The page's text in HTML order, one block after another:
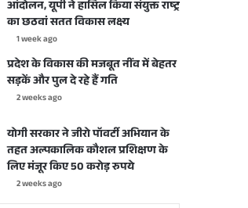
आंदोलन, यूपी ने हासिल किया संयुक्त राष्ट्र
का छठवां सतत विकास लक्ष्य
1 week ago
प्रदेश के विकास की मजबूत नींव में बेहतर
सड़कें और पुल दे रहे हैं गति
2 weeks ago
योगी सरकार ने जीरो पॉवर्टी अभियान के
तहत अल्पकालिक कौशल प्रशिक्षण के
लिए मंजूर किए 50 करोड़ रुपये
2 weeks ago